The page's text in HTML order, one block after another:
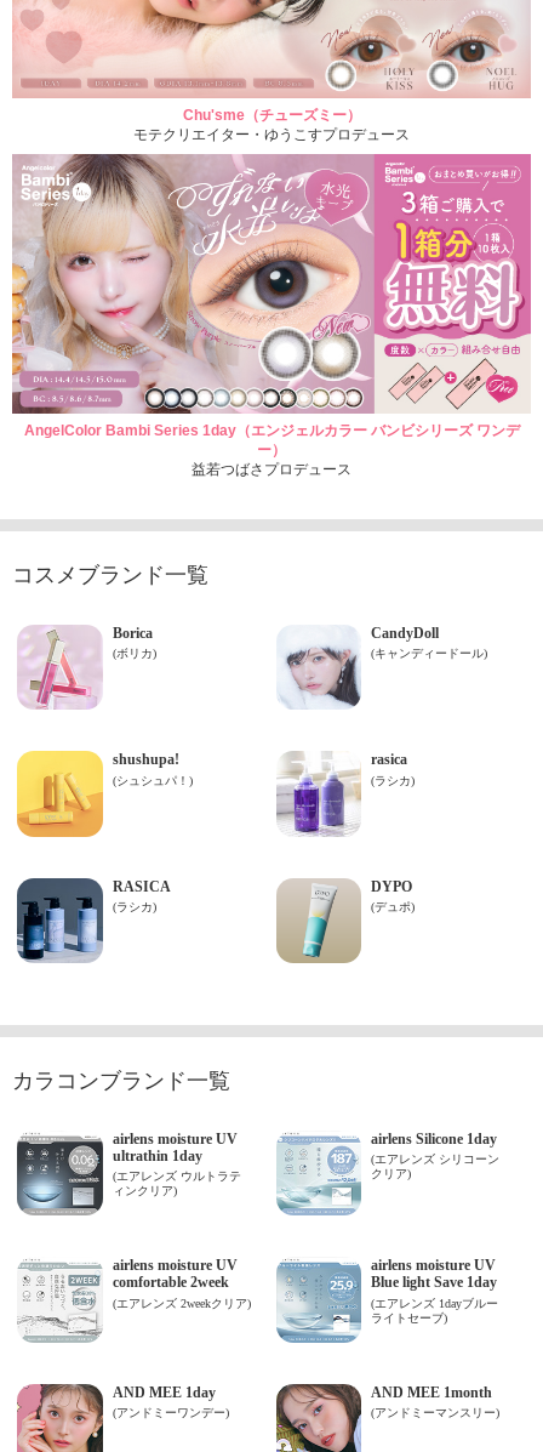
Chu'sme（チューズミー）
モテクリエイター・ゆうこすプロデュース
AngelColor Bambi Series 1day（エンジェルカラー バンビシリーズ ワンデ
ー）
益若つばさプロデュース
コスメブランド一覧
カラコンブランド一覧